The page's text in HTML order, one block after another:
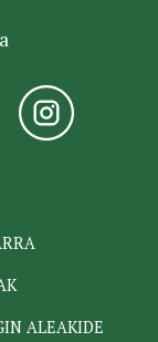
ALEAKIDE